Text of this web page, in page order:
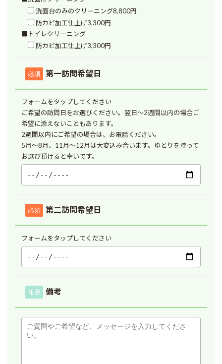
洗面台のみのクリーニング8,800円
防カビ加工仕上げ3,300円
■トイレクリーニング
防カビ加工仕上げ3,300円
必須 第一訪問希望日
フォームをタップしてください
ご希望の訪問日をお選びください。翌日～2週間以内の場合ご
希望に添えないこともあります。
2週間以内にご希望の場合は、お電話ください。
5月～8月、11月～12月は大変込み合います。ゆとりを持って
お選び頂けると幸いです。
必須 第二訪問希望日
フォームをタップしてください
任意 備考